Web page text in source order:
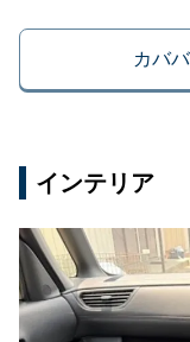
カバ
インテリア